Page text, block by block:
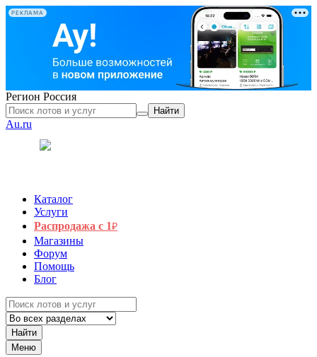
РЕКЛАМА
Регион Россия
Найти
Au.ru
Каталог
Услуги
Распродажа с 1₽
Магазины
Форум
Помощь
Блог
Найти
Меню